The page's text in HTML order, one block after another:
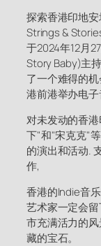
探索香港印地
Strings &
于2024年12月
Story Baby)主
了一个难得的
港前港举办电子
对未发动的香
下"和"宋克克"
的演出和活动.
作,
香港的Indie音
艺术家一定会
市充满活力的
藏的宝石。